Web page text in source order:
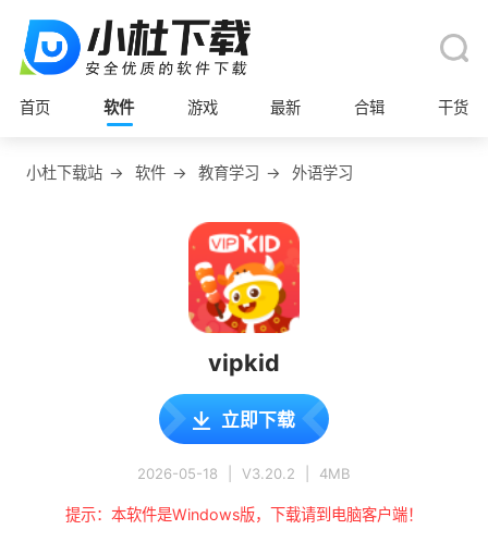
首页 软件 游戏 最新 合辑 干货
小杜下载站 → 软件 → 教育学习 → 外语学习
vipkid
立即下载
2026-05-18 V3.20.2 4MB
提示：本软件是Windows版，下载请到电脑客户端！